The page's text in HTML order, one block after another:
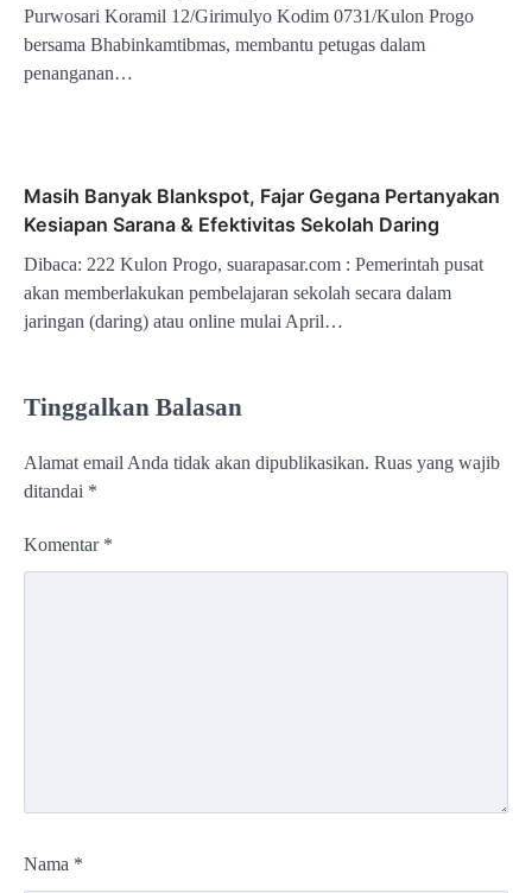
Purwosari Koramil 12/Girimulyo Kodim 0731/Kulon Progo
bersama Bhabinkamtibmas, membantu petugas dalam
penanganan…
Masih Banyak Blankspot, Fajar Gegana Pertanyakan
Kesiapan Sarana & Efektivitas Sekolah Daring
Dibaca: 222 Kulon Progo, suarapasar.com : Pemerintah pusat
akan memberlakukan pembelajaran sekolah secara dalam
jaringan (daring) atau online mulai April…
Tinggalkan Balasan
Alamat email Anda tidak akan dipublikasikan. Ruas yang wajib
ditandai *
Komentar *
Nama *